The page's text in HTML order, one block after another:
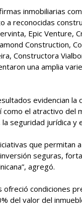
inmobiliarias
a reconocidas
Epic Venture,
Construction,
Constructora
una amplia
evidencian la
el atractivo del
seguridad jurídica y
que permitan
seguras,
agregó.
ofreció condiciones
del valor del